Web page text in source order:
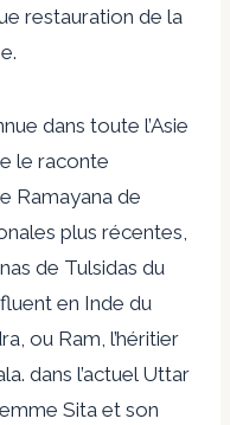
restauration de la
dans toute l’Asie
le raconte
Ramayana de
plus récentes,
de Tulsidas du
en Inde du
ou Ram, l’héritier
dans l’actuel Uttar
Sita et son